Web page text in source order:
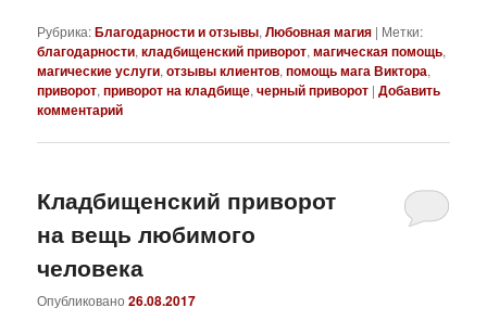
Рубрика:Благодарности и отзывы,Любовная магия | Метки:
благодарности,кладбищенский приворот,магическая помощь,
магические услуги,отзывы клиентов,помощь мага Виктора,
приворот,приворот на кладбище,черный приворот |Добавить
комментарий
Кладбищенский приворот
на вещь любимого
человека
Опубликовано26.08.2017